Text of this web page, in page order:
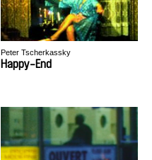
Peter Tscherkassky
Happy-End